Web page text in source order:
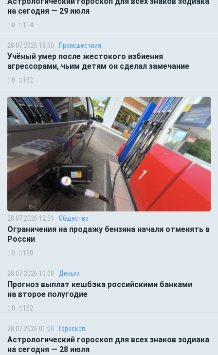
на сегодня — 29 июля
0 114
28.07.2026 18:50 Происшествия
Учёный умер после жестокого избиения
агрессорами, чьим детям он сделал замечание
0 162
28.07.2026 12:31 Общество
Ограничения на продажу бензина начали отменять в
России
0 120
28.07.2026 10:00 Деньги
Прогноз выплат кешбэка российскими банками
на второе полугодие
0 162
28.07.2026 01:00 Гороскоп
Астрологический гороскоп для всех знаков зодиака
на сегодня — 28 июля